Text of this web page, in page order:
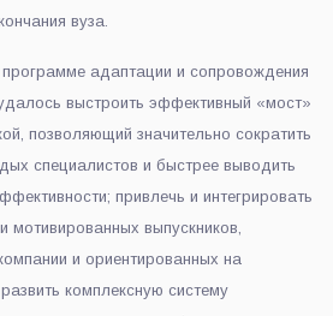
вуза.
адаптации и сопровождения
выстроить эффективный «мост»
позволяющий значительно сократить
специалистов и быстрее выводить
привлечь и интегрировать
мотивированных выпускников,
и ориентированных на
комплексную систему